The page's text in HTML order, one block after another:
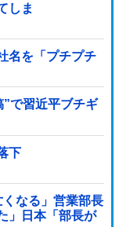
しま
名を「プチプチ
”で習近平ブチギ
下
なる」営業部長
」日本「部長が